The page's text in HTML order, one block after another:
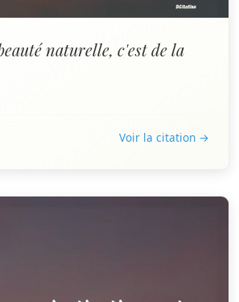
naturelle, c'est de la
Voir la citation →